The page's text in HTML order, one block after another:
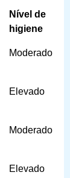
Nível de
higiene
Moderado
Elevado
Moderado
Elevado